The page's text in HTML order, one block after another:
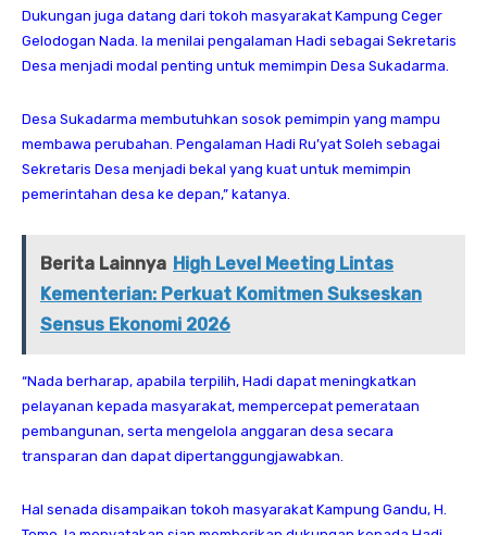
Dukungan juga datang dari tokoh masyarakat Kampung Ceger
Gelodogan Nada. Ia menilai pengalaman Hadi sebagai Sekretaris
Desa menjadi modal penting untuk memimpin Desa Sukadarma.
Desa Sukadarma membutuhkan sosok pemimpin yang mampu
membawa perubahan. Pengalaman Hadi Ru’yat Soleh sebagai
Sekretaris Desa menjadi bekal yang kuat untuk memimpin
pemerintahan desa ke depan,” katanya.
Berita Lainnya High Level Meeting Lintas
Kementerian: Perkuat Komitmen Sukseskan
Sensus Ekonomi 2026
“Nada berharap, apabila terpilih, Hadi dapat meningkatkan
pelayanan kepada masyarakat, mempercepat pemerataan
pembangunan, serta mengelola anggaran desa secara
transparan dan dapat dipertanggungjawabkan.
Hal senada disampaikan tokoh masyarakat Kampung Gandu, H.